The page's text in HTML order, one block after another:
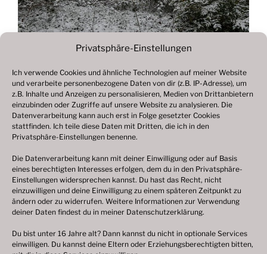
Privatsphäre-Einstellungen
Ich verwende Cookies und ähnliche Technologien auf meiner Website
und verarbeite personenbezogene Daten von dir (z.B. IP-Adresse), um
z.B. Inhalte und Anzeigen zu personalisieren, Medien von Drittanbietern
einzubinden oder Zugriffe auf unsere Website zu analysieren. Die
Datenverarbeitung kann auch erst in Folge gesetzter Cookies
stattfinden. Ich teile diese Daten mit Dritten, die ich in den
Privatsphäre-Einstellungen benenne.
Die Datenverarbeitung kann mit deiner Einwilligung oder auf Basis
eines berechtigten Interesses erfolgen, dem du in den Privatsphäre-
Einstellungen widersprechen kannst. Du hast das Recht, nicht
einzuwilligen und deine Einwilligung zu einem späteren Zeitpunkt zu
ändern oder zu widerrufen. Weitere Informationen zur Verwendung
deiner Daten findest du in meiner Datenschutzerklärung.
Du bist unter 16 Jahre alt? Dann kannst du nicht in optionale Services
einwilligen. Du kannst deine Eltern oder Erziehungsberechtigten bitten,
Beitragsnavigation
Vorheriger
Beitrag
Fotogalerie 2021
© 2003 – 2025 nilsbenthien.de,Datenschutzerklärung
|Cookie-Richtlinie EU|Impressum